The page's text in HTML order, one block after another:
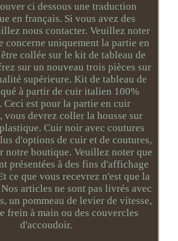
ci dessous une traduction
en français. Si vous avez des
nous contacter. Veuillez noter
concerne uniquement la partie en
collée sur le kit de tableau de
sur un nouveau trois pièces sur
supérieure. Kit de tableau de
à partir de cuir italien 100%
Ceci est pour la partie en cuir
vous devrez coller la housse sur
Cuir noir avec coutures
d'options de cuir et de coutures,
notre boutique. Veuillez noter que
présentées à des fins d'affichage
ce que vous recevrez n'est que la
articles ne sont pas livrés avec
un pommeau de levier de vitesse,
frein à main ou des couvercles
d'accoudoir.